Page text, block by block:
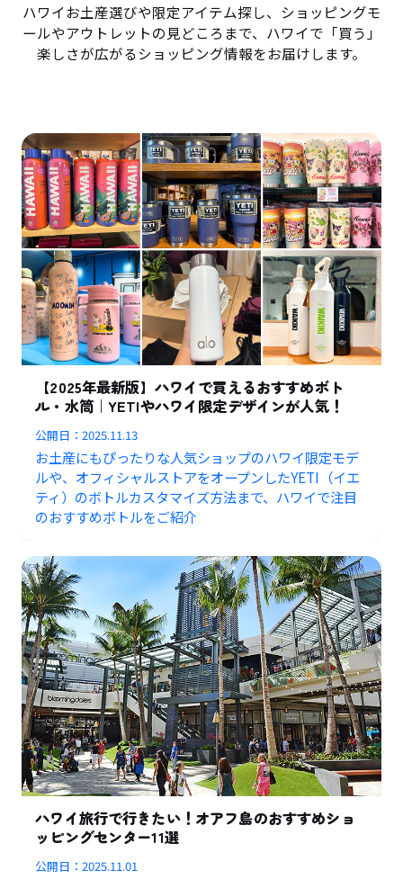
ハワイお土産選びや限定アイテム探し、ショッピングモ
ールやアウトレットの見どころまで、ハワイで「買う」
楽しさが広がるショッピング情報をお届けします。
【2025年最新版】ハワイで買えるおすすめボト
ル・水筒｜YETIやハワイ限定デザインが人気！
公開日：2025.11.13
お土産にもぴったりな人気ショップのハワイ限定モデ
ルや、オフィシャルストアをオープンしたYETI（イエ
ティ）のボトルカスタマイズ方法まで、ハワイで注目
のおすすめボトルをご紹介
ハワイ旅行で行きたい！オアフ島のおすすめショ
ッピングセンター11選
公開日：2025.11.01